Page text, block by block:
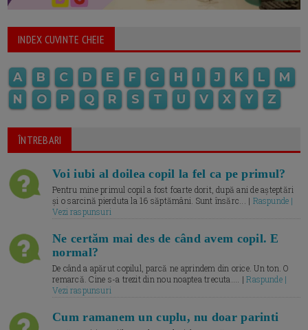
INDEX CUVINTE CHEIE
A B C D E F G H I J K L
M
N
O P Q R S T U V X Y Z
ÎNTREBARI
Voi iubi al doilea copil la fel ca pe primul?
Pentru mine primul copil a fost foarte dorit, după ani de așteptări
și o sarcină pierduta la 16 săptămâni. Sunt însărc... | Raspunde |
Vezi raspunsuri
Ne certăm mai des de când avem copil. E
normal?
De când a apărut copilul, parcă ne aprindem din orice. Un ton. O
remarcă. Cine s-a trezit din nou noaptea trecuta.... |Raspunde |
Vezi raspunsuri
Cum ramanem un cuplu, nu doar parinti